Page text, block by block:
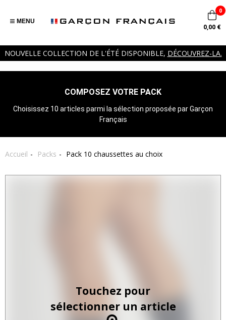
NOUVELLE COLLECTION DE L'ÉTÉ DISPONIBLE, DÉCOUVREZ-LA.
MENU
0
0,00 €
COMPOSEZ VOTRE PACK
Choisissez 10 articles parmi la sélection proposée par Garçon
Français
Accueil Packs Pack 10 chaussettes au choix
Touchez pour
sélectionner un article